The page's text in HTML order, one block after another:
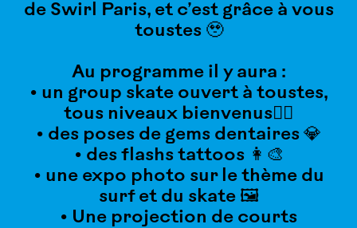
de Swirl Paris, et c’est grâce à vous
toustes 🥹
Au programme il y aura :
• un group skate ouvert à toustes,
tous niveaux bienvenus🏄‍♀️
• des poses de gems dentaires 💎
• des flashs tattoos 👩‍🎨
• une expo photo sur le thème du
surf et du skate 🖼
• Une projection de courts